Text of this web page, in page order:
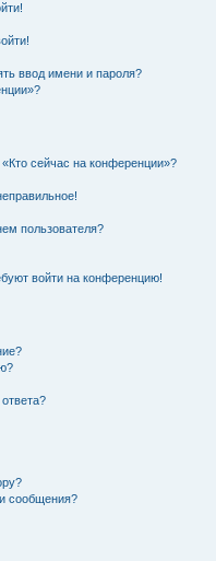
ввод имени и пароля?
сейчас на конференции»?
пользователя?
войти на конференцию!
сообщения?